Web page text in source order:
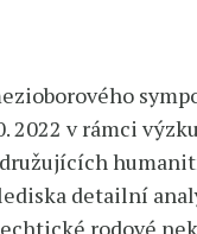
2022 v rámci
detailní
rodové